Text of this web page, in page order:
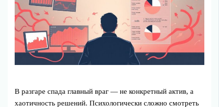
В разгаре спада главный враг — не конкретный актив, а
хаотичность решений. Психологически сложно смотреть